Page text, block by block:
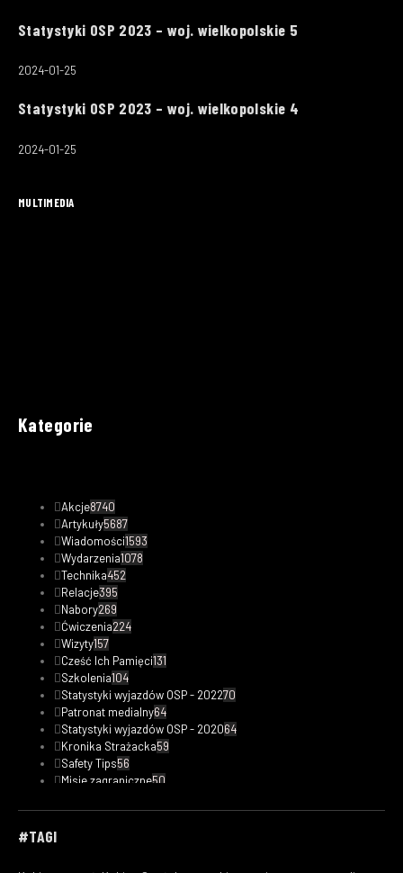
Statystyki OSP 2023 – woj. wielkopolskie 5
2024-01-25
Statystyki OSP 2023 – woj. wielkopolskie 4
2024-01-25
MULTIMEDIA
Kategorie
Akcje8740
Artykuły5687
Wiadomości1593
Wydarzenia1078
Technika452
Relacje395
Nabory269
Ćwiczenia224
Wizyty157
Cześć Ich Pamięci131
Szkolenia104
Statystyki wyjazdów OSP - 202270
Patronat medialny64
Statystyki wyjazdów OSP - 202064
Kronika Strażacka59
Safety Tips56
Misje zagraniczne50
Fotorelacje33
#TAGI